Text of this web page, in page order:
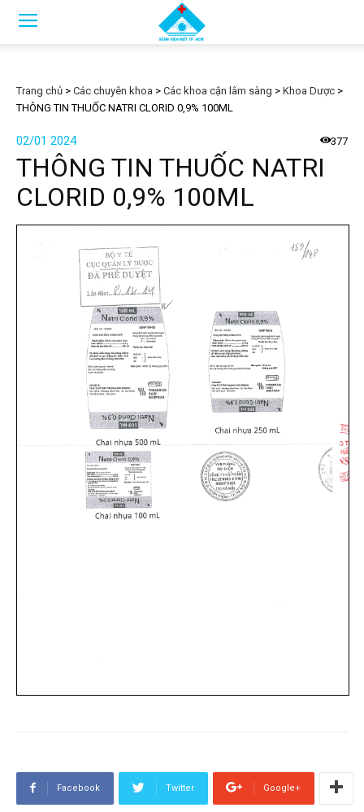
Trang chủ > Các chuyên khoa > Các khoa cận lâm sàng > Khoa Dược >
THÔNG TIN THUỐC NATRI CLORID 0,9% 100ML
02/01 2024 377
THÔNG TIN THUỐC NATRI
CLORID 0,9% 100ML
Facebook Twitter Google+